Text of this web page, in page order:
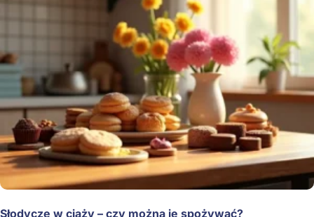
Słodycze w ciąży – czy można je spożywać?